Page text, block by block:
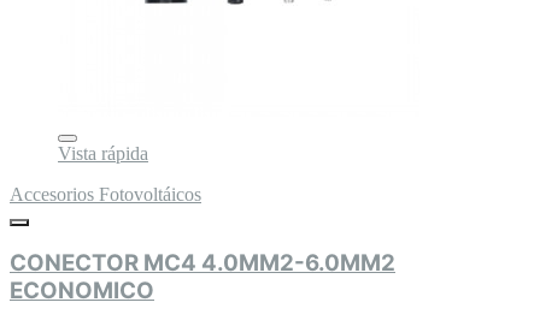
Vista rápida
Accesorios Fotovoltáicos
CONECTOR MC4 4.0MM2-6.0MM2
ECONOMICO